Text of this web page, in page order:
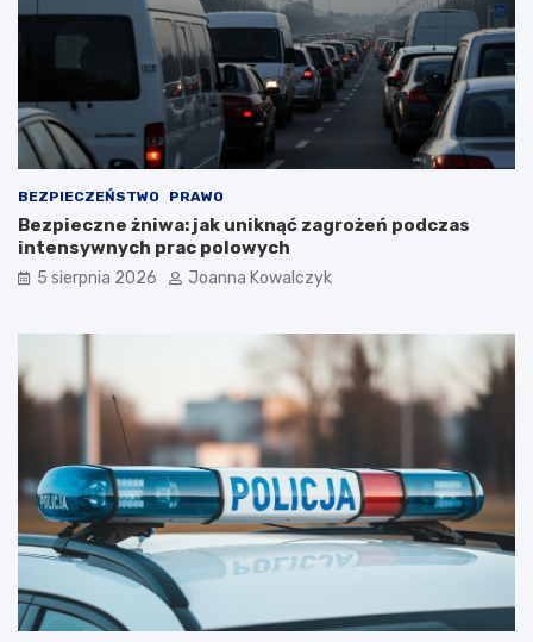
BEZPIECZEŃSTWO PRAWO
Bezpieczne żniwa: jak uniknąć zagrożeń podczas
intensywnych prac polowych
5 sierpnia 2026 Joanna Kowalczyk